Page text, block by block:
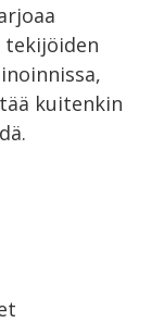
kuitenkin